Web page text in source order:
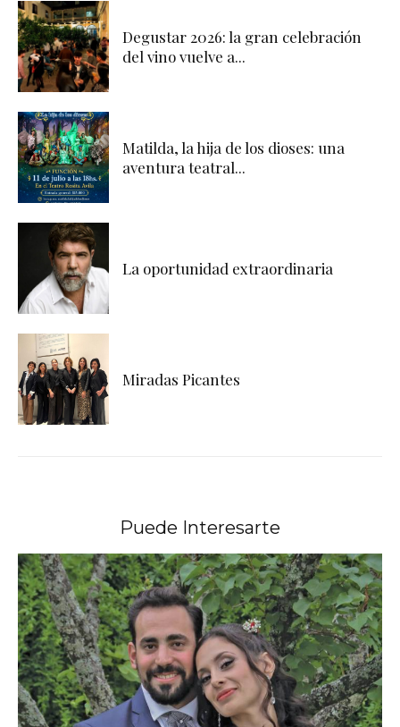
Degustar 2026: la gran celebración
del vino vuelve a...
Matilda, la hija de los dioses: una
aventura teatral...
La oportunidad extraordinaria
Miradas Picantes
Puede Interesarte